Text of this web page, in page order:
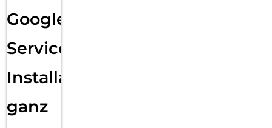
Google
Services
Installation
ganz